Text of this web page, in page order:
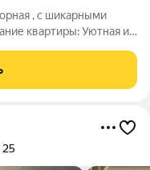
, с шикарными
квартиры: Уютная и
комнаты с
25